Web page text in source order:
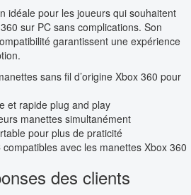
idéale pour les joueurs qui souhaitent
sur PC sans complications. Son
garantissent une expérience
sans fil d’origine Xbox 360 pour
et rapide plug and play
manettes simultanément
pour plus de praticité
avec les manettes Xbox 360
des clients